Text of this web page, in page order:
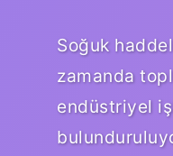
Soğuk
zamanda
endüstriyel